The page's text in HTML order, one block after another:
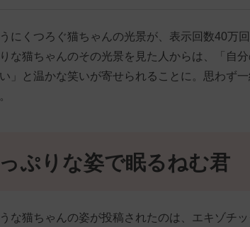
にくつろぐ猫ちゃんの光景が、表示回数40万
な猫ちゃんのその光景を見た人からは、「自分
い」と温かな笑いが寄せられることに。思わず
ぷりな姿で眠るねむ君
な猫ちゃんの姿が投稿されたのは、エキゾチ